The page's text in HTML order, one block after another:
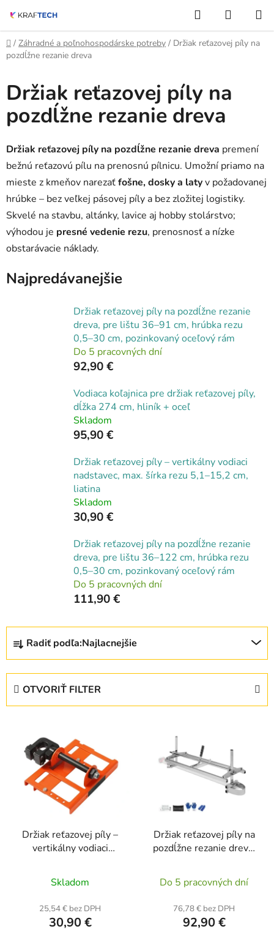
obsah
Hľadať
KOŠÍK
Domov
/ Záhradné a poľnohospodárske potreby / Držiak reťazovej píly na
pozdĺžne rezanie dreva
Držiak reťazovej píly na
pozdĺžne rezanie dreva
Držiak reťazovej píly na pozdĺžne rezanie dreva premení
bežnú reťazovú pílu na prenosnú pílnicu. Umožní priamo na
mieste z kmeňov narezaťfošne, dosky a latyv požadovanej
hrúbke – bez veľkej pásovej píly a bez zložitej logistiky.
Skvelé na stavbu, altánky, lavice aj hobby stolárstvo;
výhodou je presné vedenie rezu, prenosnosť a nízke
obstarávacie náklady.
Najpredávanejšie
Držiak reťazovej píly na pozdĺžne rezanie
dreva, pre lištu 36–91 cm, hrúbka rezu
0,5–30 cm, pozinkovaný oceľový rám
Do 5 pracovných dní
92,90 €
Vodiaca koľajnica pre držiak reťazovej píly,
dĺžka 274 cm, hliník + oceľ
Skladom
95,90 €
Držiak reťazovej píly – vertikálny vodiaci
nadstavec, max. šírka rezu 5,1–15,2 cm,
liatina
Skladom
30,90 €
Držiak reťazovej píly na pozdĺžne rezanie
dreva, pre lištu 36–122 cm, hrúbka rezu
0,5–30 cm, pozinkovaný oceľový rám
Do 5 pracovných dní
111,90 €
R
d
Radiť podľa:Najlacnejšie
OTVORIŤ FILTER
Držiak reťazovej píly –
vertikálny vodiaci
rezu 5,1–15,2 cm,
liatina
Skladom
25,54 € bez DPH
30,90 €
Držiak reťazovej píly na
pozdĺžne rezanie dreva,
hrúbka rezu 0,5–30 cm,
pozinkovaný oceľový
rám
Do 5 pracovných dní
76,78 € bez DPH
92,90 €